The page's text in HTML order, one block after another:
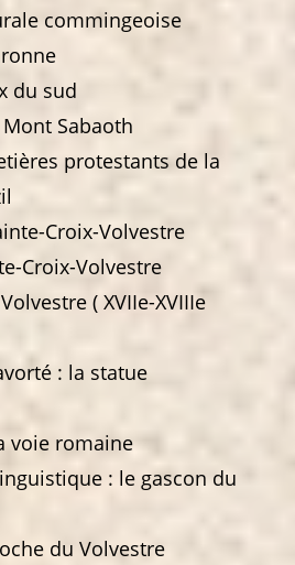
commingeoise
du sud
Sabaoth
protestants de la
Croix-Volvestre
Croix-Volvestre
( XVIIe-XVIIIe
: la statue
voie romaine
: le gascon du
du Volvestre